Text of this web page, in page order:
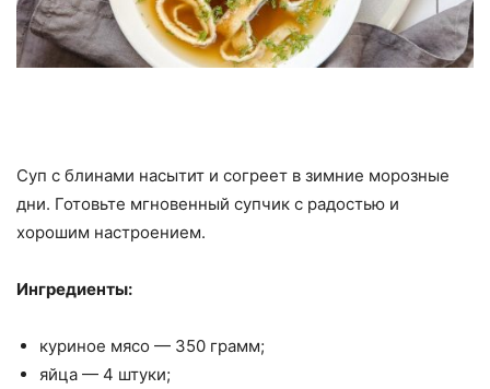
Суп с блинами насытит и согреет в зимние морозные
дни. Готовьте мгновенный супчик с радостью и
хорошим настроением.
Ингредиенты:
куриное мясо — 350 грамм;
яйца — 4 штуки;